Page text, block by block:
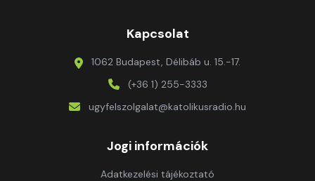
Kapcsolat
1062 Budapest, Délibáb u. 15.-17.
(+36 1) 255-3333
ugyfelszolgalat@katolikusradio.hu
Jogi információk
Adatkezelési tájékoztató